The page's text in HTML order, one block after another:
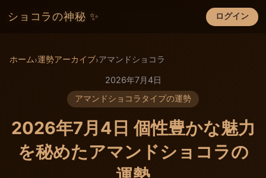
ショコラの神秘 ✨ ログイン
×
ホーム›運勢アーカイブ›アマンドショコラ
2026年7月4日
アマンドショコラタイプの運勢
2026年7月4日 個性豊かな魅力
を秘めたアマンドショコラの